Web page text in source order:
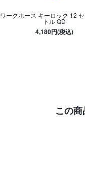
ワークホース キーロック 12
トル QD
4,180円(税込)
この商